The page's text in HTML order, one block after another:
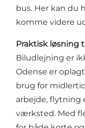
bus. Her kan du
komme videre
Praktisk løsning
Biludlejning er
Odense er
brug for
arbejde, flytning
værksted. Med